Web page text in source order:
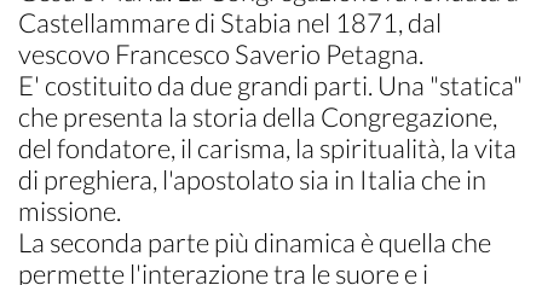
Castellammare di Stabia nel 1871, dal
vescovo Francesco Saverio Petagna.
E' costituito da due grandi parti. Una "statica"
che presenta la storia della Congregazione,
del fondatore, il carisma, la spiritualità, la vita
di preghiera, l'apostolato sia in Italia che in
missione.
La seconda parte più dinamica è quella che
permette l'interazione tra le suore e i